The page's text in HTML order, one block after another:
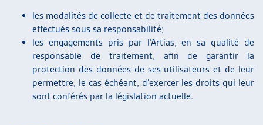
les modalités de collecte et de traitement des données
effectués sous sa responsabilité;
les engagements pris par l’Artias, en sa qualité de
responsable de traitement, afin de garantir la
protection des données de ses utilisateurs et de leur
permettre, le cas échéant, d’exercer les droits qui leur
sont conférés par la législation actuelle.